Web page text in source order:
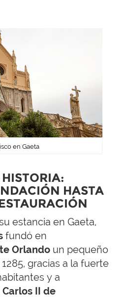
en Gaeta
HASTA
estancia en Gaeta,
fundó en
Orlando un pequeño
gracias a la fuerte
y a
Carlos II de